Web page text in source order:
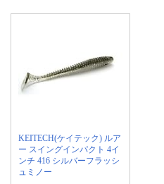
KEITECH(ケイテック) ルア
ー スイングインパクト 4イ
ンチ 416 シルバーフラッシ
ュミノー